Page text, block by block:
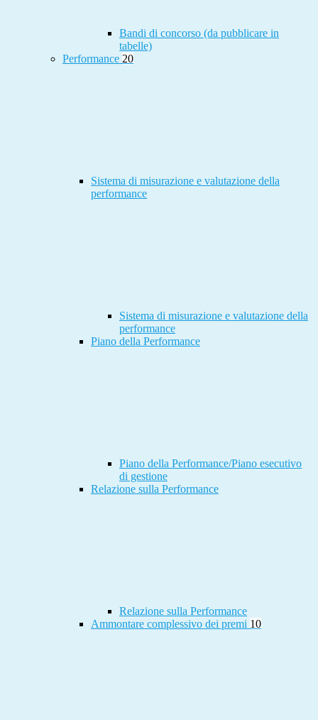
Bandi di concorso (da pubblicare in
tabelle)
Performance 20
Sistema di misurazione e valutazione della
performance
Sistema di misurazione e valutazione della
performance
Piano della Performance
Piano della Performance/Piano esecutivo
di gestione
Relazione sulla Performance
Relazione sulla Performance
Ammontare complessivo dei premi 10